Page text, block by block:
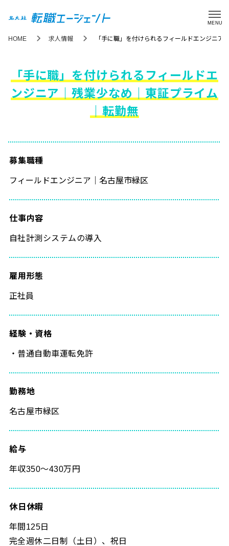
MENU
HOME 求人情報 「手に職」を付けられるフィールドエンジニア
「手に職」を付けられるフィールドエ
ンジニア｜残業少なめ｜東証プライム
｜転勤無
募集職種
フィールドエンジニア｜名古屋市緑区
仕事内容
自社計測システムの導入
雇用形態
正社員
経験・資格
・普通自動車運転免許
勤務地
名古屋市緑区
給与
年収350～430万円
休日休暇
年間125日
完全週休二日制（土日）、祝日